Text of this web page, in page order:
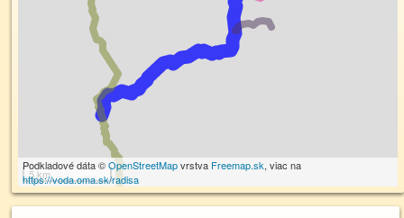
5 km
Podkladové dáta ©OpenStreetMapvrstva Freemap.sk, viac na
https://voda.oma.sk/radisa